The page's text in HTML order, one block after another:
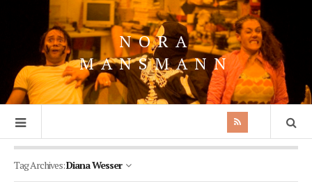
NORA
MANSMANN
Tag Archives:Diana Wesser